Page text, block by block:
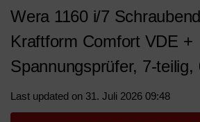
Wera 1160 i/7
Kraftform Comfort VDE +
Spannungsprüfer, 7-teilig,
Last updated on 31. Juli 2026 09:48